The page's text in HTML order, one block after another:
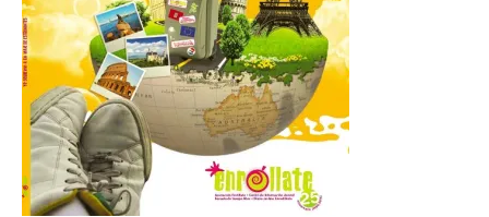
9 Ago 2026
El próximo 12 de agosto
se producirá el fenómeno
natural excepcional que
podrá verse en muchos
puntos de la comarca,
pero hay que recordar que la observación
debe hacerse siguiendo las pautas de
seguridad recomendadas. La Comarca de